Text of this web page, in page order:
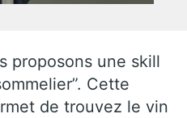
proposons une skill
Cette
de trouvez le vin